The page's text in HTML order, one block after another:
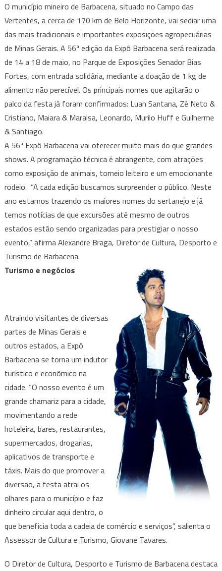
maio
O município mineiro de Barbacena, situado no Campo das
Vertentes, a cerca de 170 km de Belo Horizonte, vai sediar uma
das mais tradicionais e importantes exposições agropecuárias
de Minas Gerais. A 56ª edição da Expô Barbacena será realizada
de 14 a 18 de maio, no Parque de Exposições Senador Bias
Fortes, com entrada solidária, mediante a doação de 1 kg de
alimento não perecível. Os principais nomes que agitarão o
palco da festa já foram confirmados: Luan Santana, Zé Neto &
Cristiano, Maiara & Maraisa, Leonardo, Murilo Huff e Guilherme
& Santiago.
A 56ª Expô Barbacena vai oferecer muito mais do que grandes
shows. A programação técnica é abrangente, com atrações
como exposição de animais, torneio leiteiro e um emocionante
rodeio. “A cada edição buscamos surpreender o público. Neste
ano estamos trazendo os maiores nomes do sertanejo e já
temos notícias de que excursões até mesmo de outros
estados estão sendo organizadas para prestigiar o nosso
evento,” afirma Alexandre Braga, Diretor de Cultura, Desporto e
Turismo de Barbacena.
Turismo e negócios
Atraindo visitantes de diversas
partes de Minas Gerais e
outros estados, a Expô
Barbacena se torna um indutor
turístico e econômico na
cidade. “O nosso evento é um
grande chamariz para a cidade,
movimentando a rede
hoteleira, bares, restaurantes,
supermercados, drogarias,
aplicativos de transporte e
táxis. Mais do que promover a
diversão, a festa atrai os
olhares para o município e faz
dinheiro circular aqui dentro, o
que beneficia toda a cadeia de comércio e serviços”, salienta o
Assessor de Cultura e Turismo, Giovane Tavares.
O Diretor de Cultura, Desporto e Turismo de Barbacena destaca